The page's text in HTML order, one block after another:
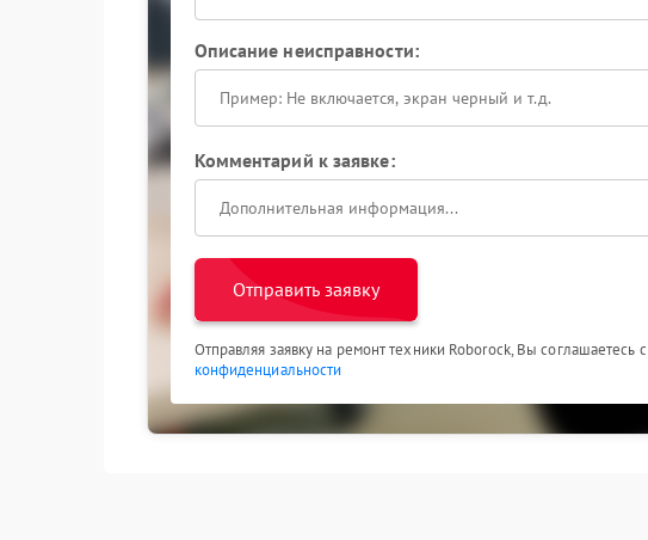
Описание неисправности:
Комментарий к заявке:
Отправить заявку
Отправляя заявку на ремонт техники Roborock, Вы соглашаетесь с
конфиденциальности